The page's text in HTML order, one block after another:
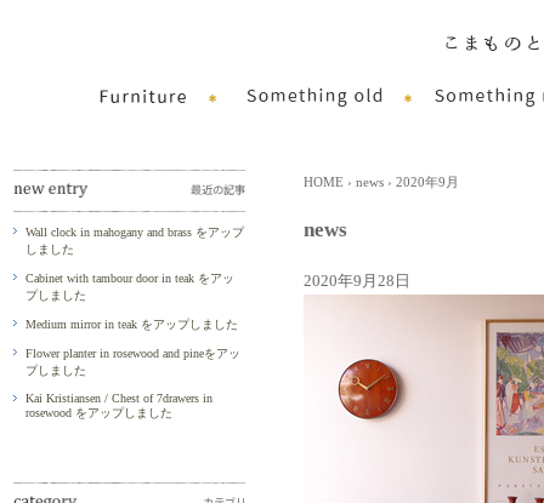
HOME › news › 2020年9月
news
2020年9月28日
Wall clock in mahogany and brass をアップ
しました
Cabinet with tambour door in teak をアッ
プしました
Medium mirror in teak をアップしました
Flower planter in rosewood and pineをアッ
プしました
Kai Kristiansen / Chest of 7drawers in
rosewood をアップしました